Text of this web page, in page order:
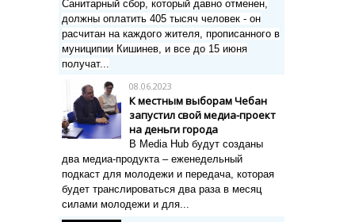
Санитарный сбор, который давно отменен,
должны оплатить 405 тысяч человек - он
расчитан на каждого жителя, прописанного в
муниципии Кишинев, и все до 15 июня
получат...
08.06.2023
К местным выборам Чебан
запустил свой медиа-проект
на деньги города
В Media Hub будут созданы
два медиа-продукта – еженедельный
подкаст для молодежи и передача, которая
будет транслироваться два раза в месяц
силами молодежи и для...